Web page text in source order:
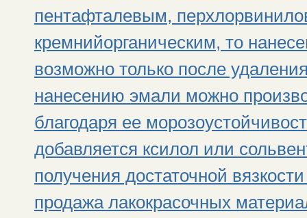
пентафталевым,
кремнийорганическим, то
возможно только после
нанесению эмали можно
благодаря ее
добавляется ксилол или
получения достаточной
продажа лакокрасочных